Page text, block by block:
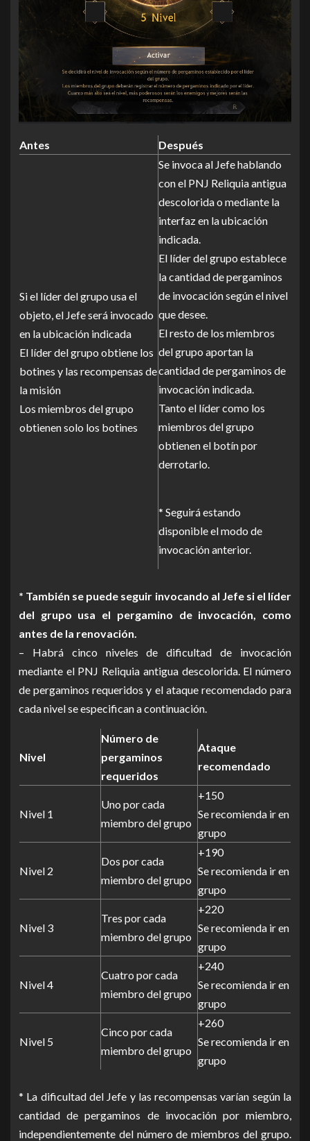
Antes Después
Si el líder del grupo usa el
objeto, el Jefe será invocado
en la ubicación indicada
El líder del grupo obtiene los
botines y las recompensas de
la misión
Los miembros del grupo
obtienen solo los botines
Se invoca al Jefe hablando
con el PNJ Reliquia antigua
descolorida o mediante la
interfaz en la ubicación
indicada.
El líder del grupo establece
la cantidad de pergaminos
de invocación según el nivel
que desee.
El resto de los miembros
del grupo aportan la
cantidad de pergaminos de
invocación indicada.
Tanto el líder como los
miembros del grupo
obtienen el botín por
derrotarlo.
* Seguirá estando
disponible el modo de
invocación anterior.
* También se puede seguir invocando al Jefe si el líder
del grupo usa el pergamino de invocación, como
antes de la renovación.
– Habrá cinco niveles de dificultad de invocación
mediante el PNJ Reliquia antigua descolorida. El número
de pergaminos requeridos y el ataque recomendado para
cada nivel se especifican a continuación.
Nivel
Número de
pergaminos
requeridos
Ataque
recomendado
Nivel 1
Uno por cada
miembro del grupo
+150
Se recomienda ir en
grupo
Nivel 2
Dos por cada
miembro del grupo
+190
Se recomienda ir en
grupo
Nivel 3
Tres por cada
miembro del grupo
+220
Se recomienda ir en
grupo
Nivel 4
Cuatro por cada
miembro del grupo
+240
Se recomienda ir en
grupo
Nivel 5
Cinco por cada
miembro del grupo
+260
Se recomienda ir en
grupo
* La dificultad del Jefe y las recompensas varían según la
cantidad de pergaminos de invocación por miembro,
independientemente del número de miembros del grupo.